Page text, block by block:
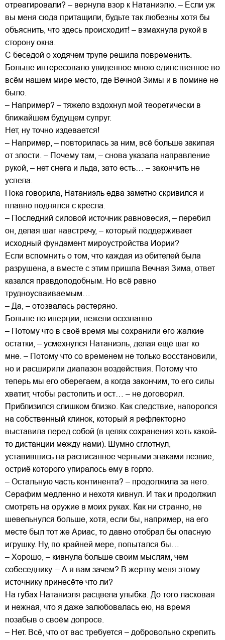
отреагировали? – вернула взор к Натаниэлю. – Если уж
вы меня сюда притащили, будьте так любезны хотя бы
объяснить, что здесь происходит! – взмахнула рукой в
сторону окна.
С беседой о ходячем трупе решила повременить.
Больше интересовало увиденное мною единственное во
всём нашем мире место, где Вечной Зимы и в помине не
было.
– Например? – тяжело вздохнул мой теоретически в
ближайшем будущем супруг.
Нет, ну точно издевается!
– Например, – повторилась за ним, всё больше закипая
от злости. – Почему там, – снова указала направление
рукой, – нет снега и льда, зато есть… – закончить не
успела.
Пока говорила, Натаниэль едва заметно скривился и
плавно поднялся с кресла.
– Последний силовой источник равновесия, – перебил
он, делая шаг навстречу, – который поддерживает
исходный фундамент мироустройства Иории?
Если вспомнить о том, что каждая из обителей была
разрушена, а вместе с этим пришла Вечная Зима, ответ
казался правдоподобным. Но всё равно
трудноусваиваемым…
– Да, – отозвалась растеряно.
Больше по инерции, нежели осознанно.
– Потому что в своё время мы сохранили его жалкие
остатки, – усмехнулся Натаниэль, делая ещё шаг ко
мне. – Потому что со временем не только восстановили,
но и расширили диапазон воздействия. Потому что
теперь мы его оберегаем, а когда закончим, то его силы
хватит, чтобы растопить и ост… – не договорил.
Приблизился слишком близко. Как следствие, напоролся
на собственный клинок, который я рефлекторно
выставила перед собой (в целях сохранения хоть какой-
то дистанции между нами). Шумно сглотнул,
уставившись на расписанное чёрными знаками лезвие,
остриё которого упиралось ему в горло.
– Остальную часть континента? – продолжила за него.
Серафим медленно и нехотя кивнул. И так и продолжил
смотреть на оружие в моих руках. Как ни странно, не
шевельнулся больше, хотя, если бы, например, на его
месте был тот же Ариас, то давно отобрал бы опасную
игрушку. Ну, по крайней мере, попытался бы…
– Хорошо, – кивнула больше своим мыслям, чем
собеседнику. – А я вам зачем? В жертву меня этому
источнику принесёте что ли?
На губах Натаниэля расцвела улыбка. До того ласковая
и нежная, что я даже залюбовалась ею, на время
позабыв о своём допросе.
– Нет. Всё, что от вас требуется – добровольно скрепить